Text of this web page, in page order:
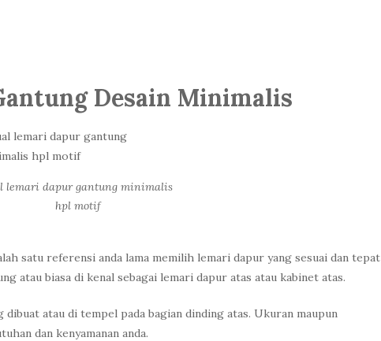
Desain Minimalis
lemari dapur gantung minimalis
hpl motif
satu referensi anda lama memilih lemari dapur yang sesuai dan tepat
atau biasa di kenal sebagai lemari dapur atas atau kabinet atas.
atau di tempel pada bagian dinding atas. Ukuran maupun
dan kenyamanan anda.